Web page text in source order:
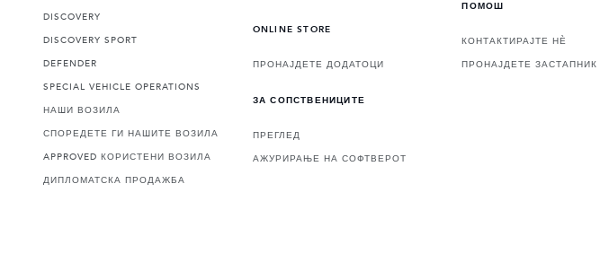
DISCOVERY
DISCOVERY SPORT
DEFENDER
SPECIAL VEHICLE OPERATIONS
НАШИ ВОЗИЛА
СПОРЕДЕТЕ ГИ НАШИТЕ ВОЗИЛА
APPROVED КОРИСТЕНИ ВОЗИЛА
ДИПЛОМАТСКА ПРОДАЖБА
ONLINE STORE
ПРОНАЈДЕТЕ ДОДАТОЦИ
ЗА СОПСТВЕНИЦИТЕ
ПРЕГЛЕД
АЖУРИРАЊЕ НА СОФТВЕРОТ
ПОМОШ
КОНТАКТИРАЈТЕ НЀ
ПРОНАЈДЕТЕ ЗАСТАПНИК